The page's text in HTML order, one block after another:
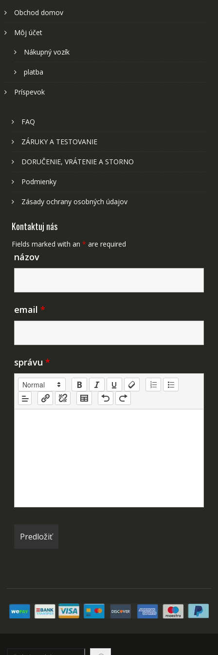
Obchod domov
Môj účet
Nákupný vozík
platba
Príspevok
FAQ
ZÁRUKY A TESTOVANIE
DORUČENIE, VRÁTENIE A STORNO
Podmienky
Zásady ochrany osobných údajov
Kontaktuj nás
Fields marked with an * are required
názov
email *
správu *